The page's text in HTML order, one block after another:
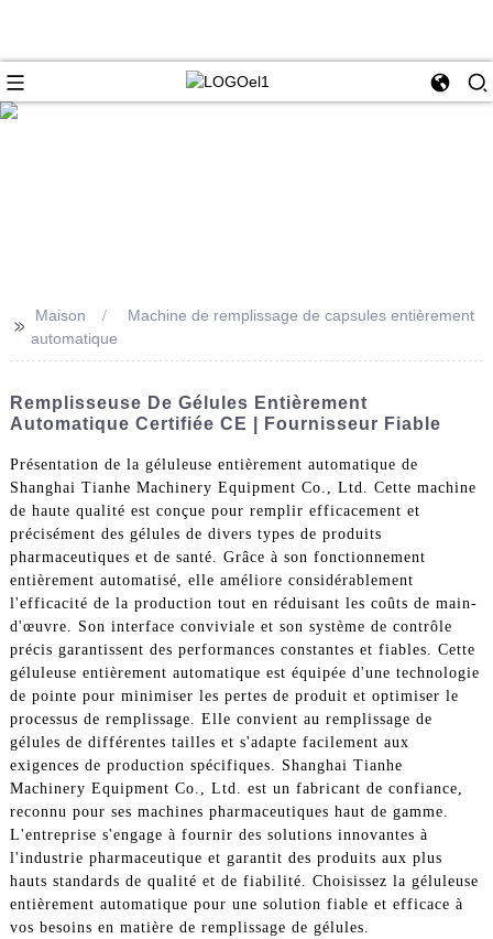
>>
Maison
Machine de remplissage de capsules entièrement
automatique
Remplisseuse De Gélules Entièrement
Automatique Certifiée CE | Fournisseur Fiable
Présentation de la géluleuse entièrement automatique de
Shanghai Tianhe Machinery Equipment Co., Ltd. Cette machine
de haute qualité est conçue pour remplir efficacement et
précisément des gélules de divers types de produits
pharmaceutiques et de santé. Grâce à son fonctionnement
entièrement automatisé, elle améliore considérablement
l'efficacité de la production tout en réduisant les coûts de main-
d'œuvre. Son interface conviviale et son système de contrôle
précis garantissent des performances constantes et fiables. Cette
géluleuse entièrement automatique est équipée d'une technologie
de pointe pour minimiser les pertes de produit et optimiser le
processus de remplissage. Elle convient au remplissage de
gélules de différentes tailles et s'adapte facilement aux
exigences de production spécifiques. Shanghai Tianhe
Machinery Equipment Co., Ltd. est un fabricant de confiance,
reconnu pour ses machines pharmaceutiques haut de gamme.
L'entreprise s'engage à fournir des solutions innovantes à
l'industrie pharmaceutique et garantit des produits aux plus
hauts standards de qualité et de fiabilité. Choisissez la géluleuse
entièrement automatique pour une solution fiable et efficace à
vos besoins en matière de remplissage de gélules.